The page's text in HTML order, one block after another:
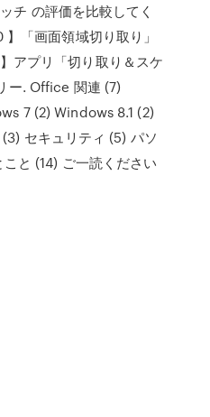
チ の評価を比較してく
「画面領域切り取り」
アプリ「切り取り＆スケ
ー. Office 関連 (7)
7 (2) Windows 8.1 (2)
セキュリティ (5) パソ
と (14) ご一読ください